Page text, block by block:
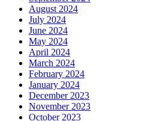
August 2024
July 2024
June 2024
May 2024
April 2024
March 2024
February 2024
January 2024
December 2023
November 2023
October 2023